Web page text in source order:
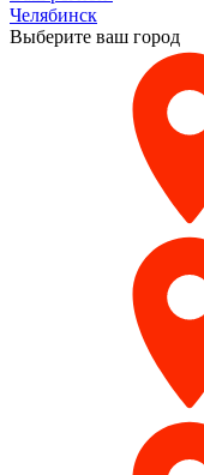
Челябинск
Выберите ваш город